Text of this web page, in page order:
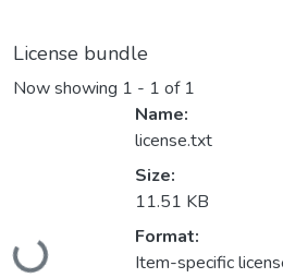
License bundle
Now showing 1 - 1 of 1
Loading...
Name:
license.txt
Size:
11.51 KB
Format:
Item-specific